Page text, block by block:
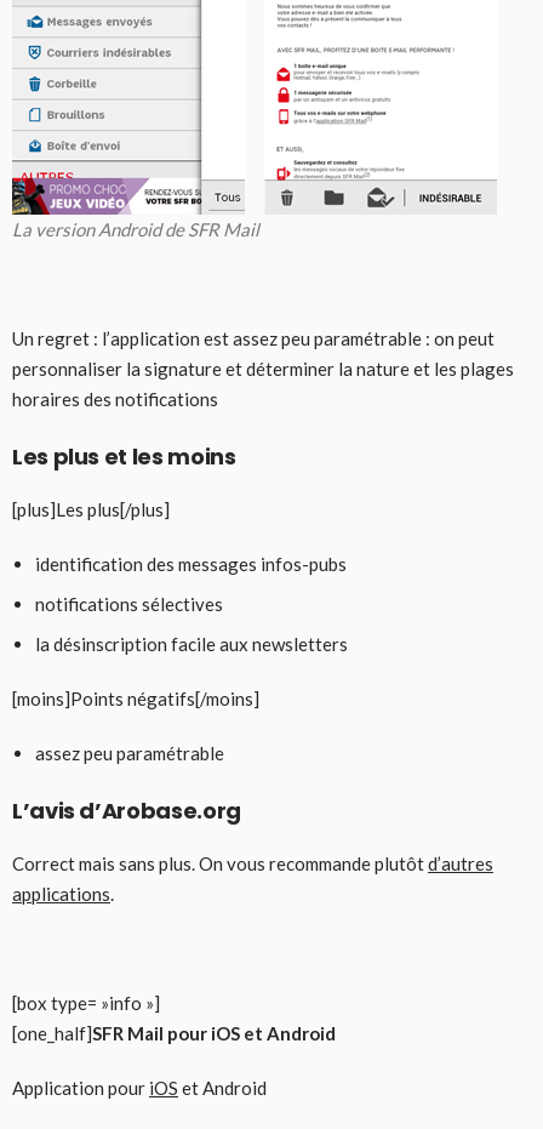
La version Android de SFR Mail
Un regret : l’application est assez peu paramétrable : on peut
personnaliser la signature et déterminer la nature et les plages
horaires des notifications
Les plus et les moins
[plus]Les plus[/plus]
identification des messages infos-pubs
notifications sélectives
la désinscription facile aux newsletters
[moins]Points négatifs[/moins]
assez peu paramétrable
L’avis d’Arobase.org
Correct mais sans plus. On vous recommande plutôtd’autres
applications.
[box type= »info »]
[one_half]SFR Mail pour iOS et Android
Application pour iOS et Android